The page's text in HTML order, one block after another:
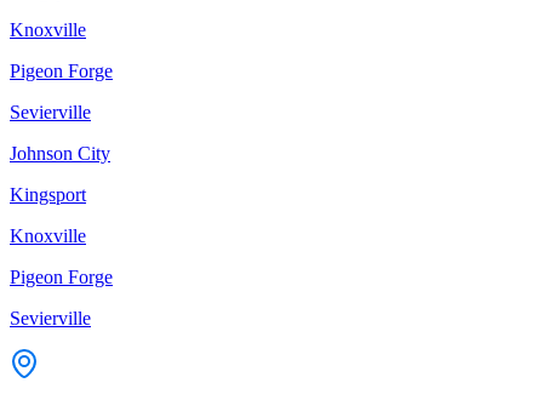
Knoxville
Pigeon Forge
Sevierville
Johnson City
Kingsport
Knoxville
Pigeon Forge
Sevierville